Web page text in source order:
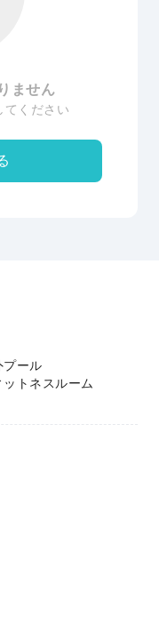
ません
てください
プール
ットネスルーム